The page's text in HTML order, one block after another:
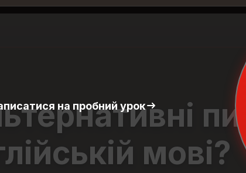
на пробний урок
мові?